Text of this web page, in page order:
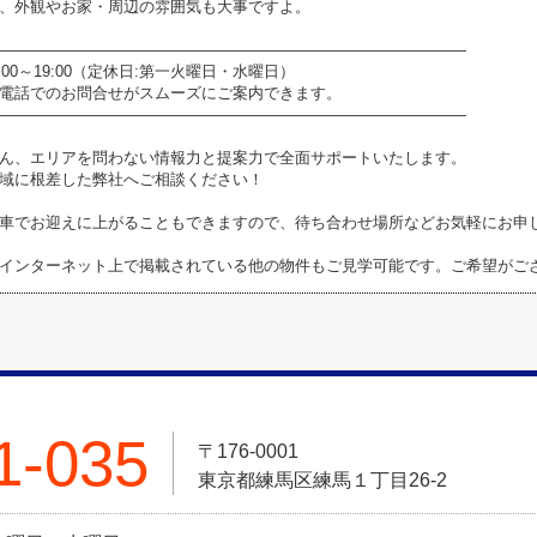
外観やお家・周辺の雰囲気も大事ですよ。
19:00（定休日:第一火曜日・水曜日）
話でのお問合せがスムーズにご案内できます。
、エリアを問わない情報力と提案力で全面サポートいたします。
に根差した弊社へご相談ください！
でお迎えに上がることもできますので、待ち合わせ場所などお気軽にお申
ンターネット上で掲載されている他の物件もご見学可能です。ご希望が
035
〒176-0001
東京都練馬区練馬１丁目26-2